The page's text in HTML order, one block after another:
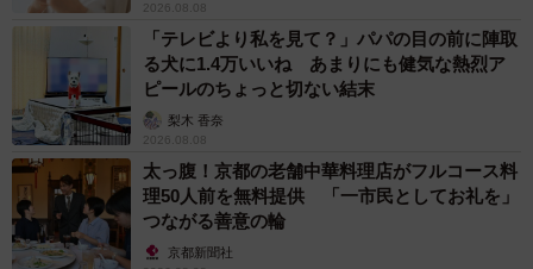
2026.08.08
「テレビより私を見て？」パパの目の前に陣取
る犬に1.4万いいね あまりにも健気な熱烈ア
ピールのちょっと切ない結末
梨木 香奈
2026.08.08
太っ腹！京都の老舗中華料理店がフルコース料
理50人前を無料提供 「一市民としてお礼を」
つながる善意の輪
京都新聞社